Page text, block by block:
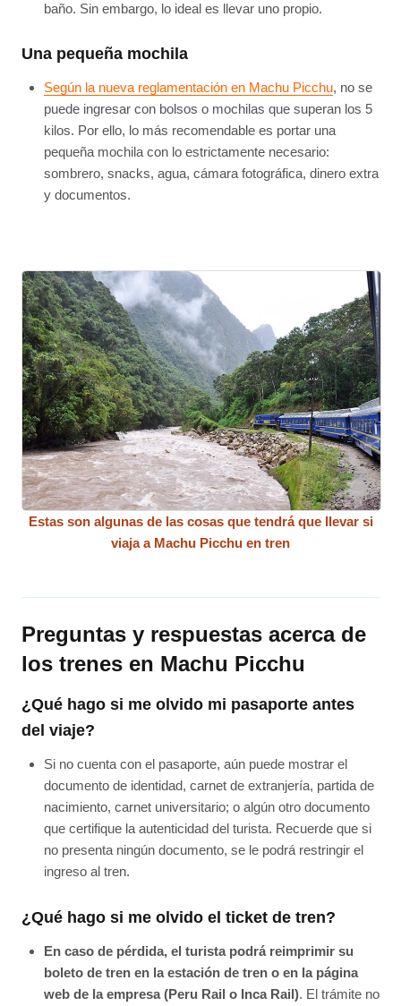
baño. Sin embargo, lo ideal es llevar uno propio.
Una pequeña mochila
Según la nueva reglamentación en Machu Picchu, no se
puede ingresar con bolsos o mochilas que superan los 5
kilos. Por ello, lo más recomendable es portar una
pequeña mochila con lo estrictamente necesario:
sombrero, snacks, agua, cámara fotográfica, dinero extra
y documentos.
Estas son algunas de las cosas que tendrá que llevar si
viaja a Machu Picchu en tren
Preguntas y respuestas acerca de
los trenes en Machu Picchu
¿Qué hago si me olvido mi pasaporte antes
del viaje?
Si no cuenta con el pasaporte, aún puede mostrar el
documento de identidad, carnet de extranjería, partida de
nacimiento, carnet universitario; o algún otro documento
que certifique la autenticidad del turista. Recuerde que si
no presenta ningún documento, se le podrá restringir el
ingreso al tren.
¿Qué hago si me olvido el ticket de tren?
En caso de pérdida, el turista podrá reimprimir su
boleto de tren en la estación de tren o en la página
web de la empresa (Peru Rail o Inca Rail). El trámite no